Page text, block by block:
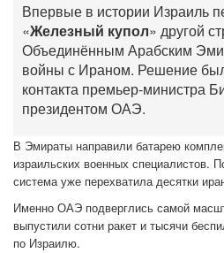
Впервые в истории Израиль
«Железный купол» другой
Объединённым Арабским
войны с Ираном. Решение
контакта премьер-министра
президентом ОАЭ.
В Эмираты направили батарею
израильских военных специалистов.
система уже перехватила десятки
Именно ОАЭ подверглись самой
выпустили сотни ракет и тысячи
по Израилю.